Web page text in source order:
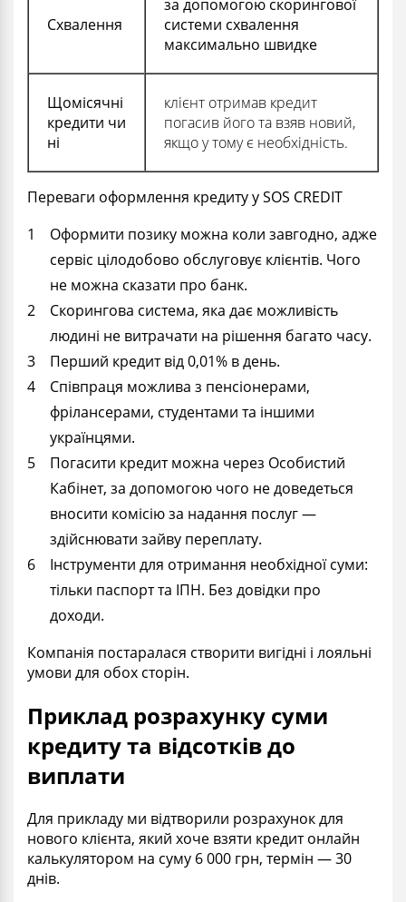
Схвалення
за допомогою скорингової
системи схвалення
максимально швидке
Щомісячні
кредити чи
ні
клієнт отримав кредит
погасив його та взяв новий,
якщо у тому є необхідність.
Переваги оформлення кредиту у SOS CREDIT
Оформити позику можна коли завгодно, адже
сервіс цілодобово обслуговує клієнтів. Чого
не можна сказати про банк.
Скорингова система, яка дає можливість
людині не витрачати на рішення багато часу.
Перший кредит від 0,01% в день.
Співпраця можлива з пенсіонерами,
фрілансерами, студентами та іншими
українцями.
Погасити кредит можна через Особистий
Кабінет, за допомогою чого не доведеться
вносити комісію за надання послуг —
здійснювати зайву переплату.
Інструменти для отримання необхідної суми:
тільки паспорт та ІПН. Без довідки про
доходи.
Компанія постаралася створити вигідні і лояльні
умови для обох сторін.
Приклад розрахунку суми
кредиту та відсотків до
виплати
Для прикладу ми відтворили розрахунок для
нового клієнта, який хоче взяти кредит онлайн
калькулятором на суму 6 000 грн, термін — 30
днів.